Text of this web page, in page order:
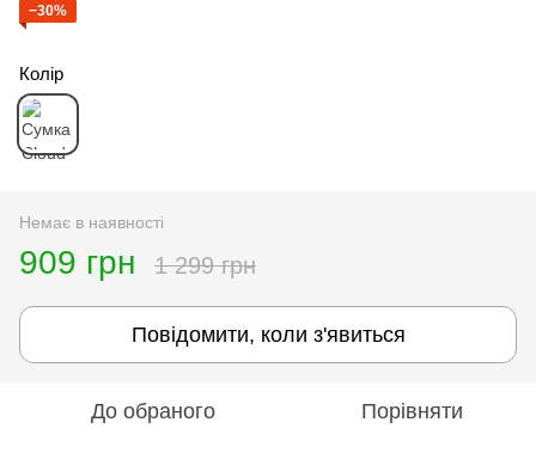
−30%
Колір
Немає в наявності
909 грн 1 299 грн
Повідомити, коли з'явиться
До обраного Порівняти